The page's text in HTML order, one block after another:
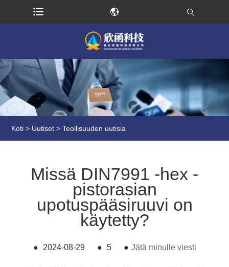
Koti > Uutiset >Teollisuuden uutisia
Missä DIN7991 -hex -
pistorasian
upotuspääsiruuvi on
käytetty?
● 2024-08-29 ● 5 ● Jätä minulle viesti